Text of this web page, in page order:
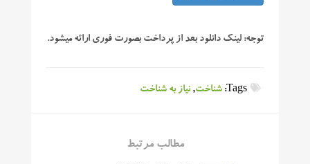
توجه: لینک دانلود بعد از پرداخت بصورت فوری ارائه میشود.
Tags: شناخت,نیاز به شناخت
مطالب مرتبط